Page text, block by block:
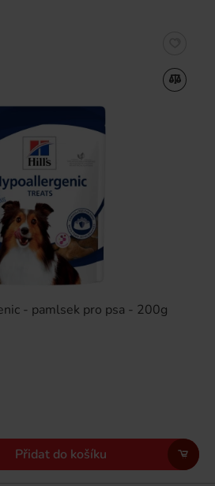
- pamlsek pro psa - 200g
Přidat do košíku